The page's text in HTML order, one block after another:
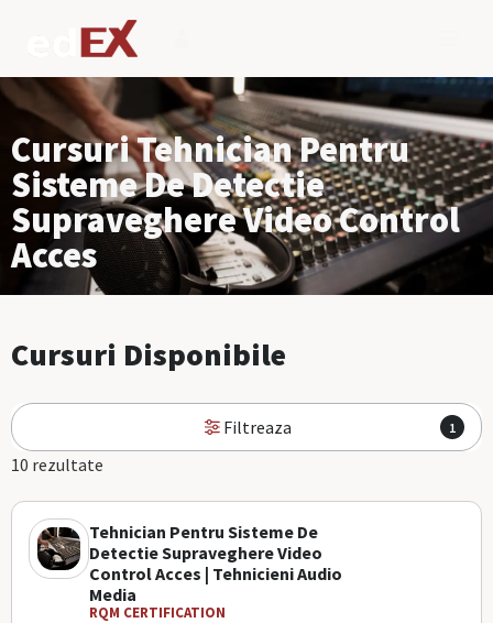
Cursuri Tehnician Pentru
Sisteme De Detectie
Supraveghere Video Control
Acces
Cursuri Disponibile
Filtreaza 1
10 rezultate
Tehnician Pentru Sisteme De
Detectie Supraveghere Video
Control Acces | Tehnicieni Audio
Media
RQM CERTIFICATION